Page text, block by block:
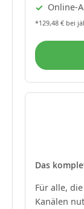
Online-
*129,48 € bei
Das
Für alle,
Kanälen